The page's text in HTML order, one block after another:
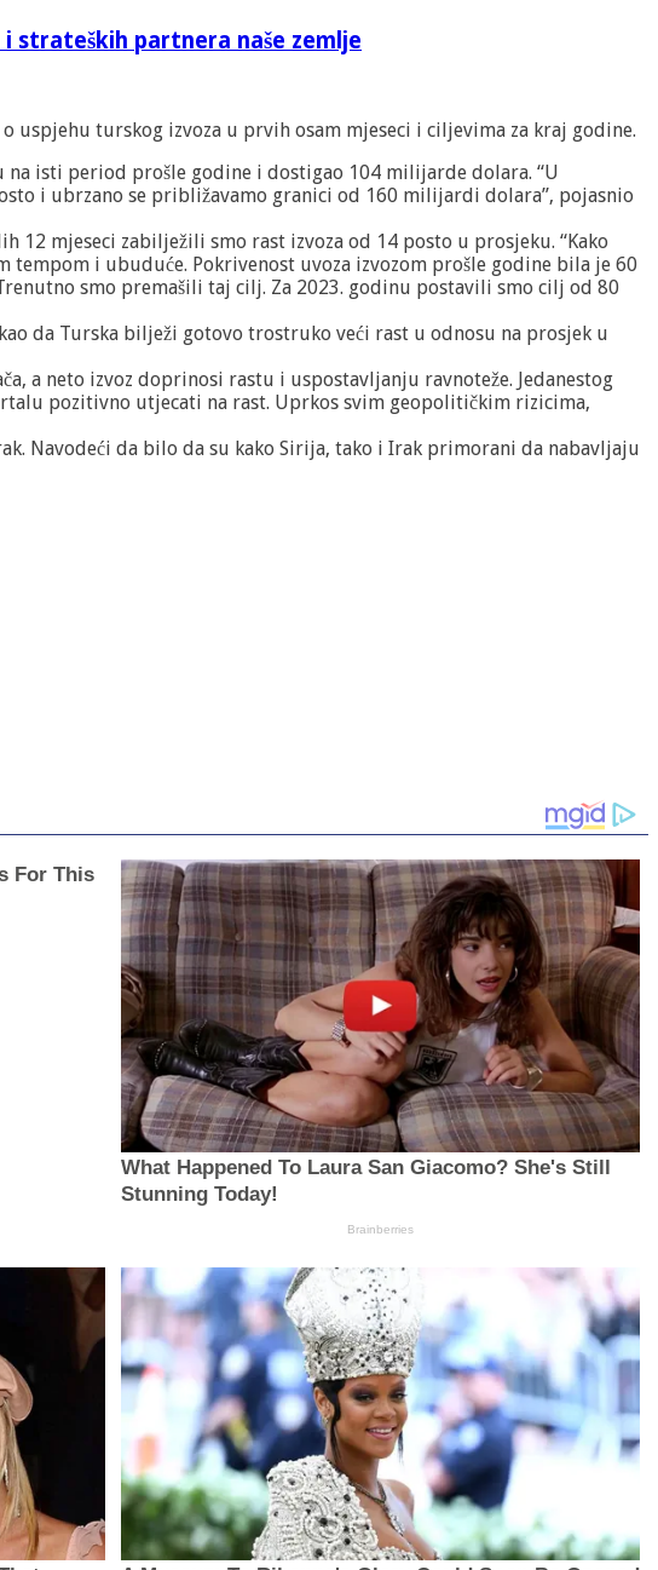
i strateških partnera naše zemlje
uspjehu turskog izvoza u prvih osam mjeseci i ciljevima za kraj godine.
na isti period prošle godine i dostigao 104 milijarde dolara. “U
i ubrzano se približavamo granici od 160 milijardi dolara”, pojasnio
mjeseci zabilježili smo rast izvoza od 14 posto u prosjeku. “Kako
i ubuduće. Pokrivenost uvoza izvozom prošle godine bila je 60
smo premašili taj cilj. Za 2023. godinu postavili smo cilj od 80
da Turska bilježi gotovo trostruko veći rast u odnosu na prosjek u
a neto izvoz doprinosi rastu i uspostavljanju ravnoteže. Jedanestog
pozitivno utjecati na rast. Uprkos svim geopolitičkim rizicima,
Navodeći da bilo da su kako Sirija, tako i Irak primorani da nabavljaju